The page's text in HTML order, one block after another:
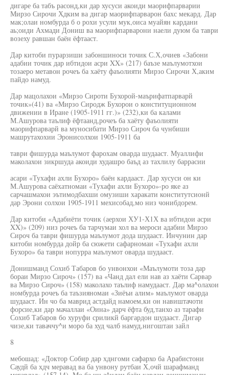
дигаре ба табъ расонд,ки дар хусуси акоиди маорифпарварии
Мирзо Сирочи Хдким ва дигар маорифпарварон бахс мекард. Дар
мак;олаи номбурда б о рохи усули мук,оиса муайян кардани
аь;оиди Ахмади Дониш ва маорифпарварони наели дуюм ба таври
возеху равшан баён ёфтааст.
Дар китоби пурарзиши забоншиноси точик С.Х,очиев «Забони
адабии точик дар ибтидои асри XX» (217) баъзе маълумотхои
тозаеро метавон рочеъ ба хаёту фаъолияти Мирзо Сирочи Х,аким
пайдо намуд.
Дар мацолахои «Мирзо Сироти Бухорой-маърифатпарварй
точик»(41) ва «Мирзо Сиродж Бухорои о конституционном
движении в Иране (1905-1911 гг.)» (232),ки ба калами
М.Ашурова таълиф ёфтаанд,рочеъ ба хаёту фаъолияти
маорифпарварй ва муносибати Мирзо Сироч ба чунбиши
машрутахохии Эронисолхои 1905-1911 ба
таври фишурда маълумот фарохам оварда шудааст. Муаллифи
маколахои зикршуда акоиди худашро баъд аз тахлилу баррасии
асари «Тухафи ахли Бухоро» баён кардааст. Дар хусуси он ки
М.Ашурова саёхатномаи «Тухафи ахли Бухоро»-ро яке аз
сарчашмахои эътимодбахши омузиши харакати конститутсионй
дар Эрони солхои 1905-1911 мехисобад,мо низ чонибдорем.
Дар китоби «Адабиёти точик (аерхои ХУ1-Х1Х ва ибтидои асри
XX)» (209) низ рочеъ ба тарчумаи хол ва мероси адабии Мирзо
Сироч ба таври фишурда маълумот дода шудааст. Инчунин дар
китоби номбурда дойр ба сюжети сафарномаи «Тухафи ахли
Бухоро» ба таври нопурра маълумот оварда шудааст.
Донишманд Сохиб Табаров бо унвонхои «Маълумоти тоза дар
бораи Мирзо Сироч» (157) ва «Чанд дал ели нав аз хаёти Сарвар
ва Мирзо Сироч» (158) маколахо таълиф намудааст. Дар ма^олахои
номбурда рочеъ ба таъзияномаи «Зиёъи алим» маълумот оварда
шудааст. Ин чо ба маврид астдайд намоем,ки он навиштачоти
форсие,ки дар мачаллаи «Оина» дарч ёфта буд,танхо аз тарафи
Сохиб Табаров бо хуруфи сриликй баргардон шудааст. Дигар
чизе,ки таваччу^и моро ба худ чалб намуд,нигоштаи зайл
8
мебошад: «Доктор Собир дар хднгоми сафархо ба Арабистони
Саудй ба хдч меравад ва ба унвону рутбаи Х,очй шарафманд